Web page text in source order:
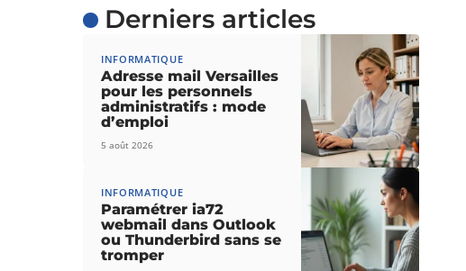
Derniers articles
INFORMATIQUE
Adresse mail Versailles
pour les personnels
administratifs : mode
d’emploi
5 août 2026
INFORMATIQUE
Paramétrer ia72
webmail dans Outlook
ou Thunderbird sans se
tromper